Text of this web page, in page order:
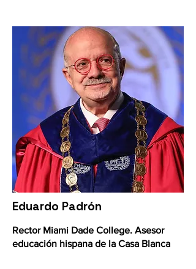
Eduardo Padrón
Rector Miami Dade College. Asesor
educación hispana de la Casa Blanca